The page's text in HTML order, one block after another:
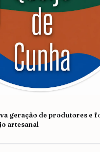
geração de produtores e
artesanal